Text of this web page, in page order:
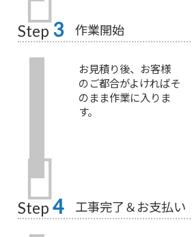
Step 3 作業開始
お見積り後、お客様
のご都合がよければそ
のまま作業に入りま
す。
Step 4 工事完了＆お支払い